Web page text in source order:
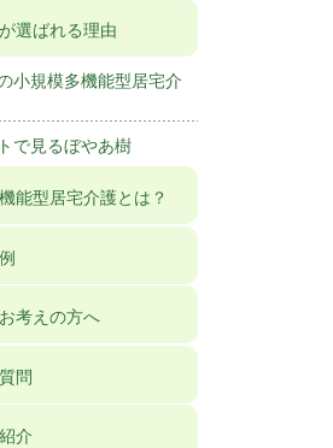
選ばれる理由
小規模多機能型居宅介
で見るぼやあ樹
能型居宅介護とは？
考えの方へ
問
介